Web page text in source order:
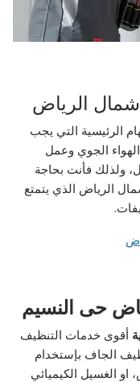
الرياض
الرئيسية التي يجب
الجوي وعمل
ولذلك فأنت بحاجة
الرياض الذي يتمتع
حى النسيم
أقوى خدمات التنظيف
الجاف بإستخدام
او الغسيل الكيميائي